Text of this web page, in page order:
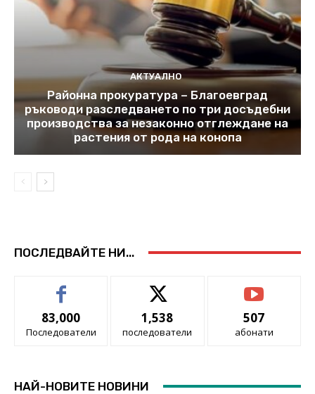
АКТУАЛНО
Районна прокуратура – Благоевград
ръководи разследването по три досъдебни
производства за незаконно отглеждане на
растения от рода на конопа
ПОСЛЕДВАЙТЕ НИ...
83,000
Последователи
1,538
последователи
507
абонати
НАЙ-НОВИТЕ НОВИНИ